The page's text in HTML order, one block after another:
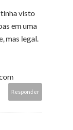
visto
em uma
mas legal.
Responder